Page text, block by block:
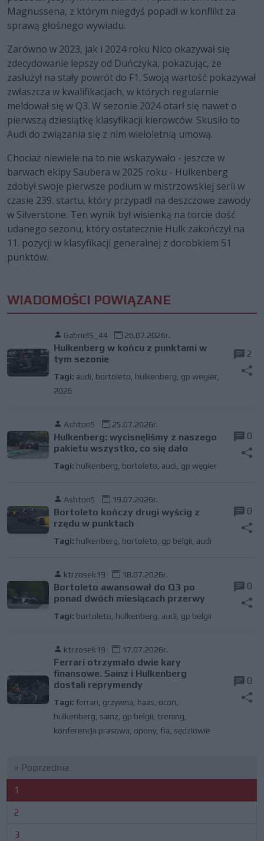
Magnussena, z którym niegdyś popadł w konflikt za
sprawą głośnego wywiadu.
Zarówno w 2023, jak i 2024 roku Nico okazywał się
zdecydowanie lepszy od Duńczyka, pokazując, że
zasłużył na stały powrót do F1. Swoją wartość pokazywał
zwłaszcza w kwalifikacjach, w których regularnie
meldował się w Q3. W sezonie 2024 otarł się nawet o
pierwszą dziesiątkę klasyfikacji kierowców. Skusiło to
Audi do związania się z nim wieloletnią umową.
Chociaż niewiele na to nie wskazywało - jeszcze w
barwach ekipy Saubera w 2025 roku - Hulkenberg
zdobył swoje pierwsze podium w mistrzowskiej serii w
czasie 239. startu, który przypadł na deszczowe zawody
w Silverstone. Ten wynik był wisienką na torcie dość
udanego sezonu, który ostatecznie Hulk zakończył na
11. pozycji w klasyfikacji generalnej z dorobkiem 51
punktów.
WIADOMOŚCI POWIĄZANE
GabrielS_44 26.07.2026r.
Hulkenberg w końcu z punktami w
tym sezonie
Tagi: audi bortoleto hulkenberg gp wegier
2026
2
Ashton5 25.07.2026r.
Hulkenberg: wycisnęliśmy z naszego
pakietu wszystko, co się dało
Tagi: hulkenberg bortoleto audi gp węgier
0
Ashton5 19.07.2026r.
Bortoleto kończy drugi wyścig z
rzędu w punktach
Tagi: hulkenberg bortoleto gp belgii audi
0
ktrzosek19 18.07.2026r.
Bortoleto awansował do Q3 po
ponad dwóch miesiącach przerwy
Tagi: bortoleto hulkenberg audi gp belgii
0
ktrzosek19 17.07.2026r.
Ferrari otrzymało dwie kary
finansowe. Sainz i Hulkenberg
dostali reprymendy
Tagi: ferrari grzywna haas ocon
hulkenberg sainz gp belgii trening
konferencja prasowa opony, fia sędziowie
0
« Poprzednia
1
2
3